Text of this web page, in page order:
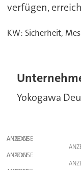
verfügen,
KW: Sicherheit,
Yokogawa
ANZEIGE
ANZEIGE